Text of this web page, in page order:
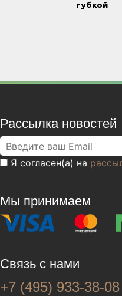
губкой
Рассылка новостей
Я согласен(а) на
Мы принимаем
Связь с нами
+7 (495) 933-38-08